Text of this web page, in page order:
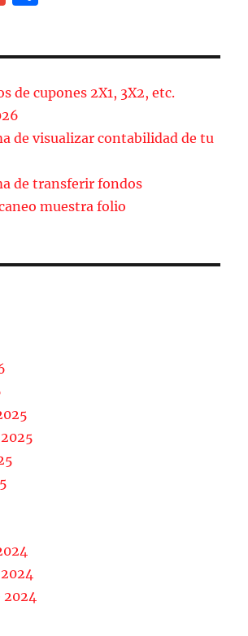
a
ir
de cupones 2X1, 3X2, etc.
de visualizar contabilidad de tu
de transferir fondos
muestra folio
2024